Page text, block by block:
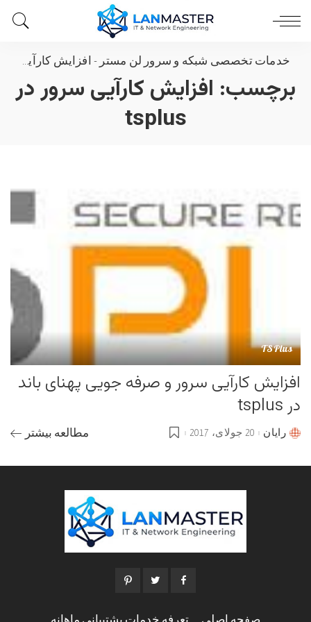
خدمات تخصصی شبکه و سرور لن مستر - افزایش کارآیی سرور در tsplus
برچسب: افزایش کارآیی سرور در
tsplus
TSPlus
افزایش کارآیی سرور و صرفه جویی پهنای باند
در tsplus
Postedرایان 20 جولای، 2017 مطالعه بیشتر